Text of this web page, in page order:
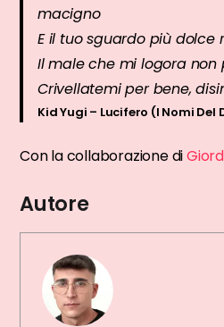
macigno
E il tuo sguardo più dolce
Il male che mi logora non
Crivellatemi per bene,
Kid Yugi – Lucifero (I Nomi Del
Con la collaborazione di
Autore